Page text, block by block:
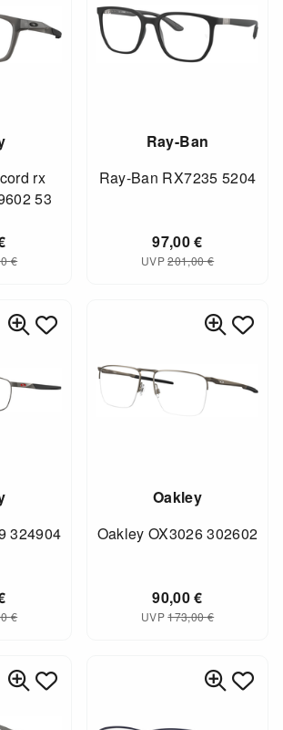
rx
53
€
Ray-Ban
Ray-Ban RX7235 5204
97,00€
UVP201,00€
324904
€
Oakley
Oakley OX3026 302602
90,00€
UVP173,00€